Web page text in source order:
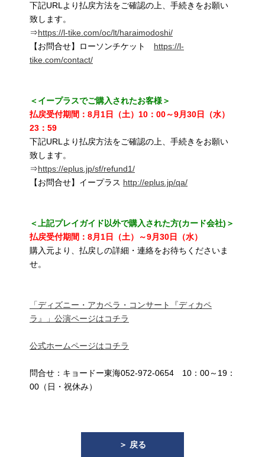
下記URLより払戻方法をご確認の上、手続きをお願い
致します。
⇒https://l-tike.com/oc/lt/haraimodoshi/
【お問合せ】ローソンチケット https://l-
tike.com/contact/
＜イープラスでご購入されたお客様＞
払戻受付期間：8月1日（土）10：00～9月30日（水）
23：59
下記URLより払戻方法をご確認の上、手続きをお願い
致します。
⇒https://eplus.jp/sf/refund1/
【お問合せ】イープラス http://eplus.jp/qa/
＜上記プレイガイド以外で購入された方(カード会社)＞
払戻受付期間：8月1日（土）～9月30日（水）
購入元より、払戻しの詳細・連絡をお待ちくださいま
せ。
「ディズニー・アカペラ・コンサート『ディカペ
ラ』」公演ページはコチラ
公式ホームページはコチラ
問合せ：キョードー東海052-972-0654 10：00～19：
00（日・祝休み）
＞ 戻る